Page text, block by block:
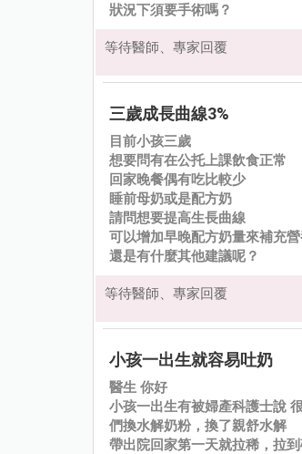
狀況下須要手術嗎？
等待醫師、專家回覆
三歲成長曲線3%
目前小孩三歲
想要問有在公托上課飲食正常
回家晚餐偶有吃比較少
睡前母奶或是配方奶
請問想要提高生長曲線
可以增加早晚配方奶量來補充營
還是有什麼其他建議呢？
等待醫師、專家回覆
小孩一出生就容易吐奶
醫生 你好
小孩一出生有被婦產科護士說
們換水解奶粉，換了親舒水解
帶出院回家第一天就拉稀，拉